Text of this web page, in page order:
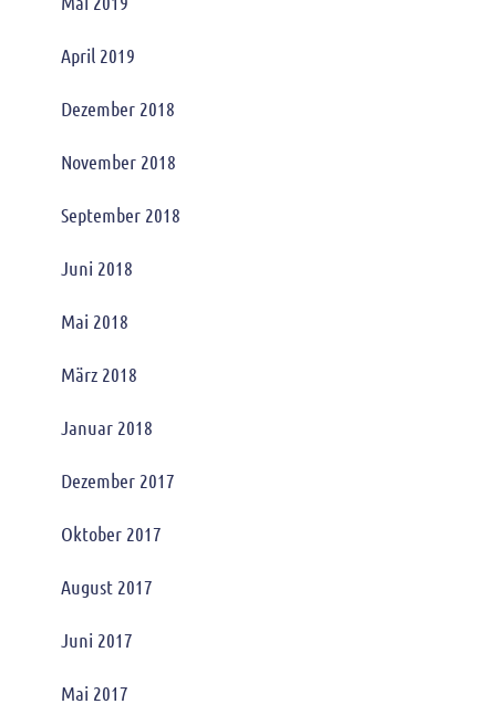
April 2019
Dezember 2018
November 2018
September 2018
Juni 2018
Mai 2018
März 2018
Januar 2018
Dezember 2017
Oktober 2017
August 2017
Juni 2017
Mai 2017